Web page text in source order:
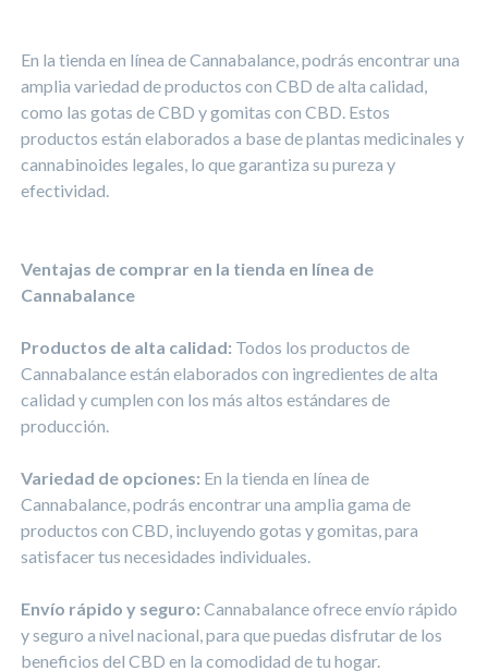
En la tienda en línea de Cannabalance, podrás encontrar una
amplia variedad de productos con CBD de alta calidad,
como las gotas de CBD y gomitas con CBD. Estos
productos están elaborados a base de plantas medicinales y
cannabinoides legales, lo que garantiza su pureza y
efectividad.
Ventajas de comprar en la tienda en línea de
Cannabalance
Productos de alta calidad: Todos los productos de
Cannabalance están elaborados con ingredientes de alta
calidad y cumplen con los más altos estándares de
producción.
Variedad de opciones: En la tienda en línea de
Cannabalance, podrás encontrar una amplia gama de
productos con CBD, incluyendo gotas y gomitas, para
satisfacer tus necesidades individuales.
Envío rápido y seguro: Cannabalance ofrece envío rápido
y seguro a nivel nacional, para que puedas disfrutar de los
beneficios del CBD en la comodidad de tu hogar.